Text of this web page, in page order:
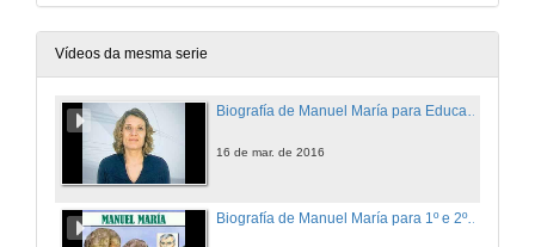
Vídeos da mesma serie
Biografía de Manuel María para Educación Infantil
16 de mar. de 2016
Biografía de Manuel María para 1º e 2º de Educación Primaria